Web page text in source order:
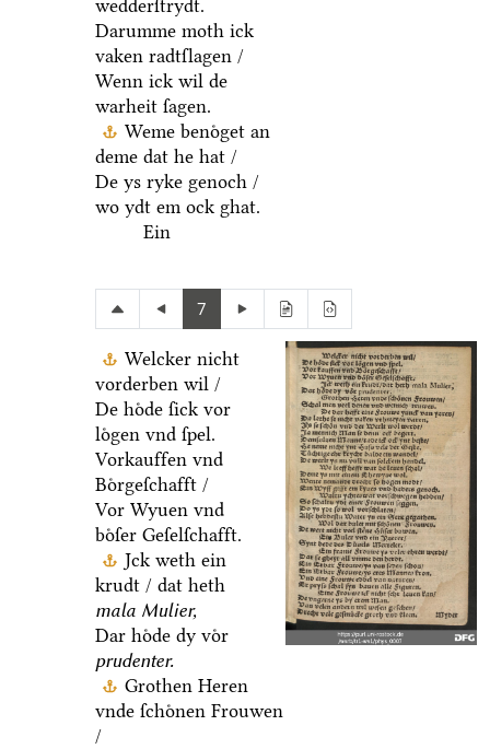
wedderſtrydt.
Darumme moth ick
vaken radtſlagen /
Wenn ick wil de
warheit ſagen.
Weme benoͤget an
deme dat he hat /
De ys ryke genoch /
wo ydt em ock ghat.
Ein
7
Welcker nicht
vorderben wil /
De hoͤde ſick vor
loͤgen vnd ſpel.
Vorkauffen vnd
Boͤrgeſchafft /
Vor Wyuen vnd
boͤſer Geſelſchafft.
Jck weth ein
krudt / dat heth
mala Mulier,
Dar hoͤde dy voͤr
prudenter.
Grothen Heren
vnde ſchoͤnen Frouwen
/